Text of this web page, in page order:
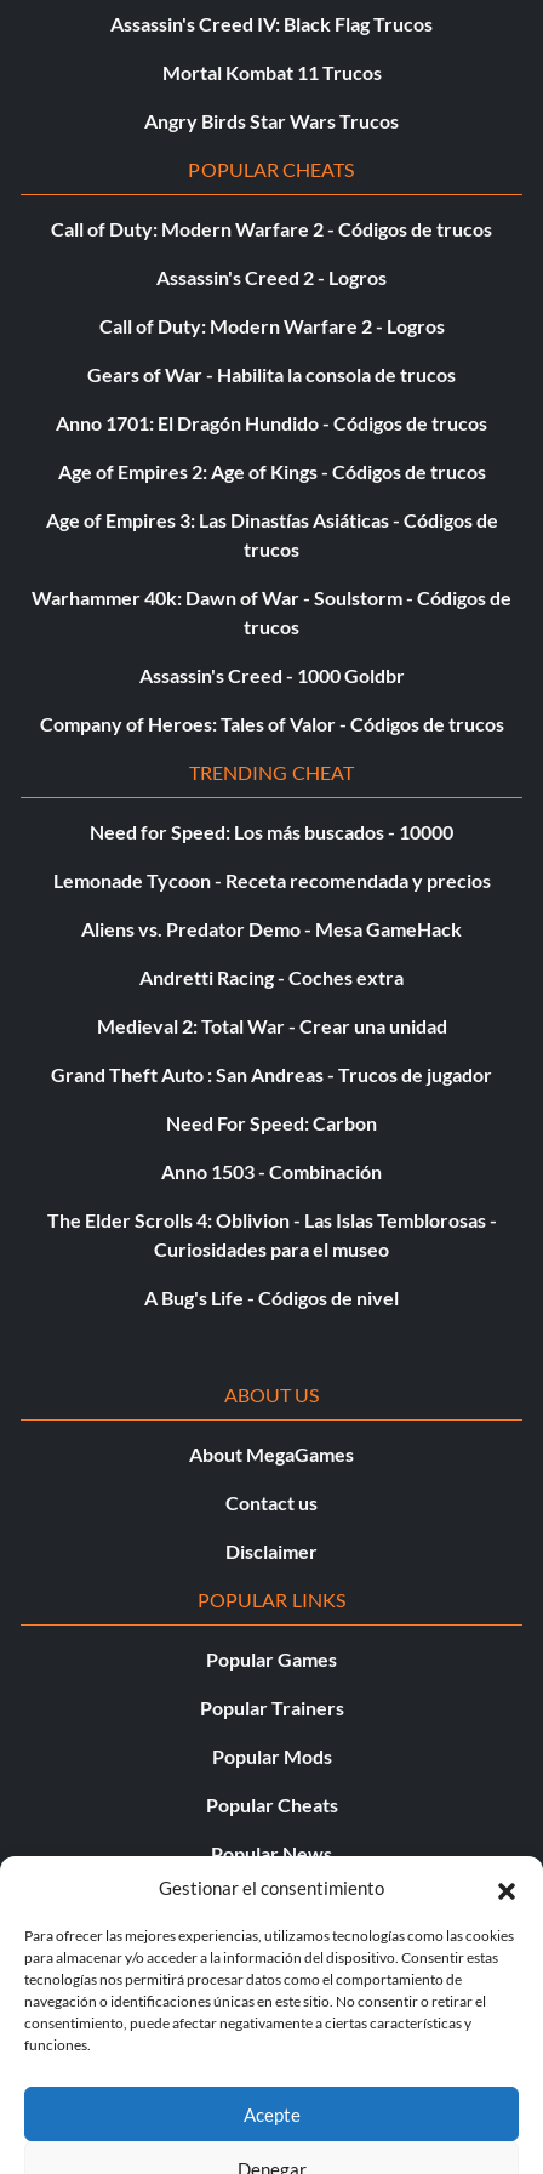
Gestionar el consentimiento
Para ofrecer las mejores experiencias, utilizamos tecnologías como las cookies
para almacenar y/o acceder a la información del dispositivo. Consentir estas
tecnologías nos permitirá procesar datos como el comportamiento de
navegación o identificaciones únicas en este sitio. No consentir o retirar el
consentimiento, puede afectar negativamente a ciertas características y
funciones.
Acepte
Denegar
Assassin's Creed IV: Black Flag Trucos
Mortal Kombat 11 Trucos
Angry Birds Star Wars Trucos
POPULAR CHEATS
Call of Duty: Modern Warfare 2 - Códigos de trucos
Assassin's Creed 2 - Logros
Call of Duty: Modern Warfare 2 - Logros
Gears of War - Habilita la consola de trucos
Anno 1701: El Dragón Hundido - Códigos de trucos
Age of Empires 2: Age of Kings - Códigos de trucos
Age of Empires 3: Las Dinastías Asiáticas - Códigos de
trucos
Warhammer 40k: Dawn of War - Soulstorm - Códigos de
trucos
Assassin's Creed - 1000 Goldbr
Company of Heroes: Tales of Valor - Códigos de trucos
TRENDING CHEAT
Need for Speed: Los más buscados - 10000
Lemonade Tycoon - Receta recomendada y precios
Aliens vs. Predator Demo - Mesa GameHack
Andretti Racing - Coches extra
Medieval 2: Total War - Crear una unidad
Grand Theft Auto : San Andreas - Trucos de jugador
Need For Speed: Carbon
Anno 1503 - Combinación
The Elder Scrolls 4: Oblivion - Las Islas Temblorosas -
Curiosidades para el museo
A Bug's Life - Códigos de nivel
ABOUT US
About MegaGames
Contact us
Disclaimer
POPULAR LINKS
Popular Games
Popular Trainers
Popular Mods
Popular Cheats
Popular News
Popular Editorials
Popular Free Games
LATEST UPDATES